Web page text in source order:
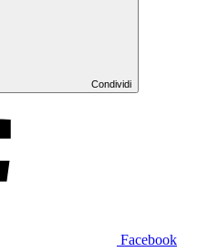
Condividi
Facebook